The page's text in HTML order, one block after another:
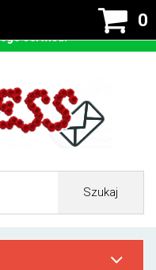
0
Szukaj
tzw ciastek w celu
przyjmowanie cookies
serwisu.